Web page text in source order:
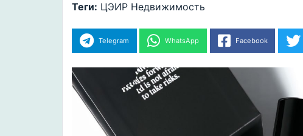
Теги: ЦЭИР Недвижимость
Telegram WhatsApp Facebook